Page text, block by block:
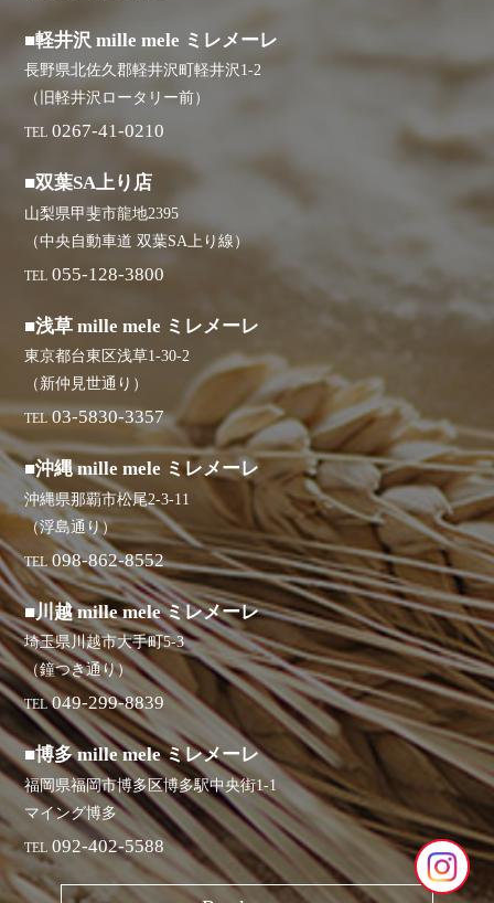
■軽井沢 mille mele ミレメーレ
長野県北佐久郡軽井沢町軽井沢1-2
（旧軽井沢ロータリー前）
TEL 0267-41-0210
■双葉SA上り店
山梨県甲斐市龍地2395
（中央自動車道 双葉SA上り線）
TEL 055-128-3800
■浅草 mille mele ミレメーレ
東京都台東区浅草1-30-2
（新仲見世通り）
TEL 03-5830-3357
■沖縄 mille mele ミレメーレ
沖縄県那覇市松尾2-3-11
（浮島通り）
TEL 098-862-8552
■川越 mille mele ミレメーレ
埼玉県川越市大手町5-3
（鐘つき通り）
TEL 049-299-8839
■博多 mille mele ミレメーレ
福岡県福岡市博多区博多駅中央街1-1
マイング博多
TEL 092-402-5588